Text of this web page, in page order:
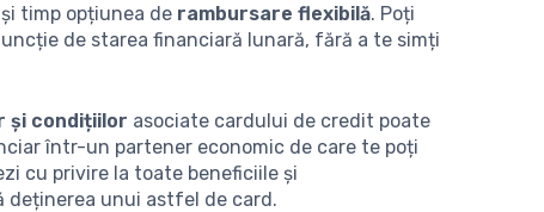
timp opțiunea de rambursare flexibilă. Poți
de starea financiară lunară, fără a te simți
și condițiilor asociate cardului de credit poate
într-un partener economic de care te poți
cu privire la toate beneficiile și
deținerea unui astfel de card.